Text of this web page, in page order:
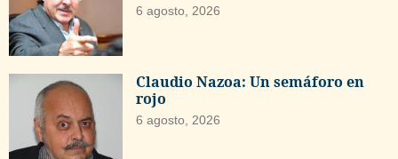
6 agosto, 2026
Claudio Nazoa: Un semáforo en
rojo
6 agosto, 2026